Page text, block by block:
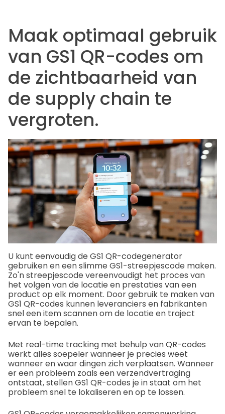
Maak optimaal gebruik
van GS1 QR-codes om
de zichtbaarheid van
de supply chain te
vergroten.
U kunt eenvoudig de GS1 QR-codegenerator
gebruiken en een slimme GS1-streepjescode maken.
Zo'n streepjescode vereenvoudigt het proces van
het volgen van de locatie en prestaties van een
product op elk moment. Door gebruik te maken van
GS1 QR-codes kunnen leveranciers en fabrikanten
snel een item scannen om de locatie en traject
ervan te bepalen.
Met real-time tracking met behulp van QR-codes
werkt alles soepeler wanneer je precies weet
wanneer en waar dingen zich verplaatsen. Wanneer
er een probleem zoals een verzendvertraging
ontstaat, stellen GS1 QR-codes je in staat om het
probleem snel te lokaliseren en op te lossen.